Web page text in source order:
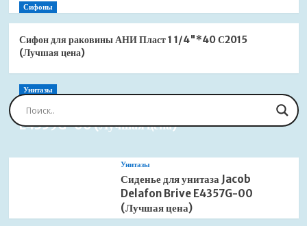
Сифоны
Сифон для раковины АНИ Пласт 1 1/4"*40 С2015
(Лучшая цена)
Унитазы
Сиденье для унитаза Jacob Delafon Brive
E4359G-00 (Лучшая цена)
Унитазы
Сиденье для унитаза Jacob
Delafon Brive E4357G-00
(Лучшая цена)